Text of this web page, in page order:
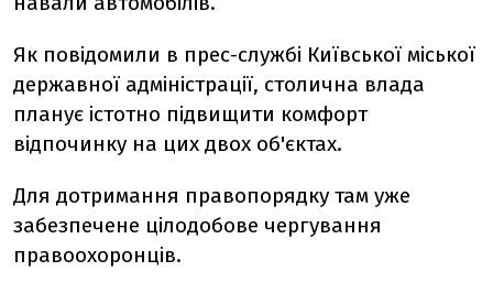
Як повідомили в прес-службі Київської міської
державної адміністрації, столична влада
планує істотно підвищити комфорт
відпочинку на цих двох об'єктах.
Для дотримання правопорядку там уже
забезпечене цілодобове чергування
правоохоронців.